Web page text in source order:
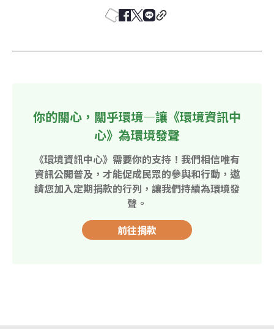
你的關心，關乎環境—讓《環境資訊中
心》為環境發聲
《環境資訊中心》需要你的支持！我們相信唯有
資訊公開普及，才能促成民眾的參與和行動，邀
請您加入定期捐款的行列，讓我們持續為環境發
聲。
前往捐款